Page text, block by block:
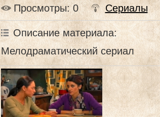
Просмотры: 0 Сериалы
Описание материала:
Мелодраматический сериал